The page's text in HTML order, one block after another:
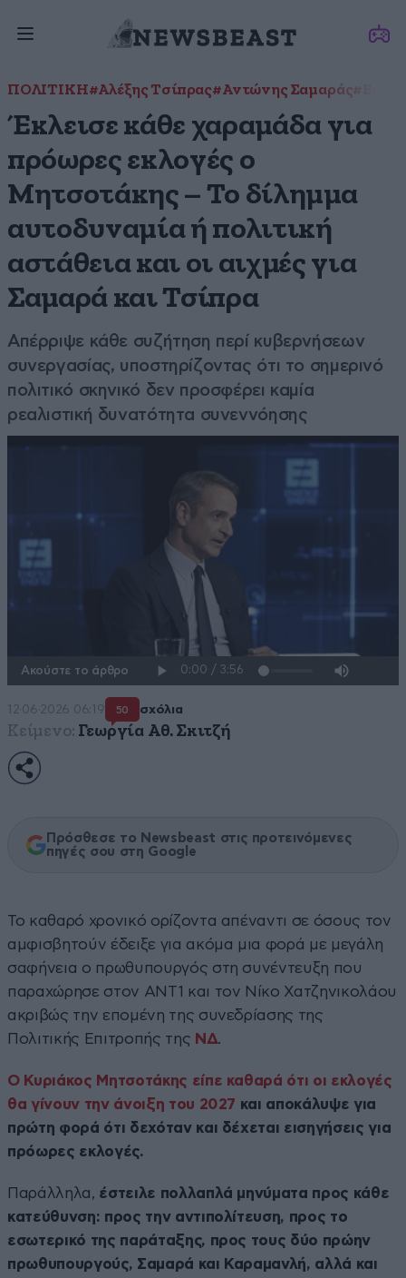
ΠΟΛΙΤΙΚΗ#Αλέξης Τσίπρας#Αντώνης Σαμαράς
Έκλεισε κάθε χαραμάδα για
πρόωρες εκλογές ο
Μητσοτάκης – Το δίλημμα
αυτοδυναμία ή πολιτική
αστάθεια και οι αιχμές για
Σαμαρά και Τσίπρα
Απέρριψε κάθε συζήτηση περί κυβερνήσεων
συνεργασίας, υποστηρίζοντας ότι το σημερινό
πολιτικό σκηνικό δεν προσφέρει καμία
ρεαλιστική δυνατότητα συνεννόησης
Ακούστε το άρθρο
12·06·2026 06:19 50 σχόλια
Κείμενο: Γεωργία Αθ. Σκιτζή
Πρόσθεσε το Newsbeast στις προτεινόμενες
πηγές σου στη Google
Το καθαρό χρονικό ορίζοντα απέναντι σε όσους τον
αμφισβητούν έδειξε για ακόμα μια φορά με μεγάλη
σαφήνεια ο πρωθυπουργός στη συνέντευξη που
παραχώρησε στον ΑΝΤ1 και τον Νίκο Χατζηνικολάου
ακριβώς την επομένη της συνεδρίασης της
Πολιτικής Επιτροπής της ΝΔ.
Ο Κυριάκος Μητσοτάκης είπε καθαρά ότι οι εκλογές
θα γίνουν την άνοιξη του 2027 και αποκάλυψε για
πρώτη φορά ότι δεχόταν και δέχεται εισηγήσεις για
πρόωρες εκλογές.
Παράλληλα, έστειλε πολλαπλά μηνύματα προς κάθε
κατεύθυνση: προς την αντιπολίτευση, προς το
εσωτερικό της παράταξης, προς τους δύο πρώην
πρωθυπουργούς, Σαμαρά και Καραμανλή, αλλά και